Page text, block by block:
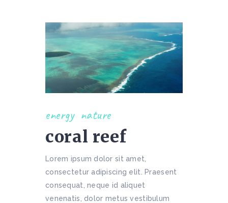
energy nature
coral reef
Lorem ipsum dolor sit amet,
consectetur adipiscing elit. Praesent
consequat, neque id aliquet
venenatis, dolor metus vestibulum